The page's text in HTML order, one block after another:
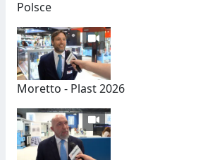
Polsce
Moretto - Plast 2026